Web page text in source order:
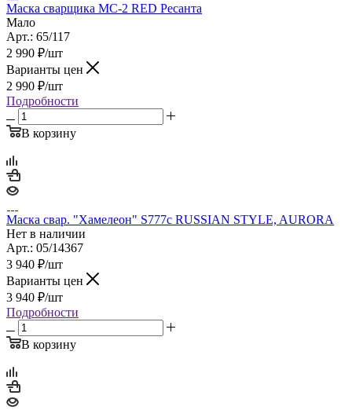
Маска сварщика МС-2 RED Ресанта
Мало
Арт.: 65/117
2 990 ₽/шт
Варианты цен
2 990 ₽/шт
Подробности
В корзину
Маска свар. "Хамелеон" S777c RUSSIAN STYLE, AURORA
Нет в наличии
Арт.: 05/14367
3 940 ₽/шт
Варианты цен
3 940 ₽/шт
Подробности
В корзину